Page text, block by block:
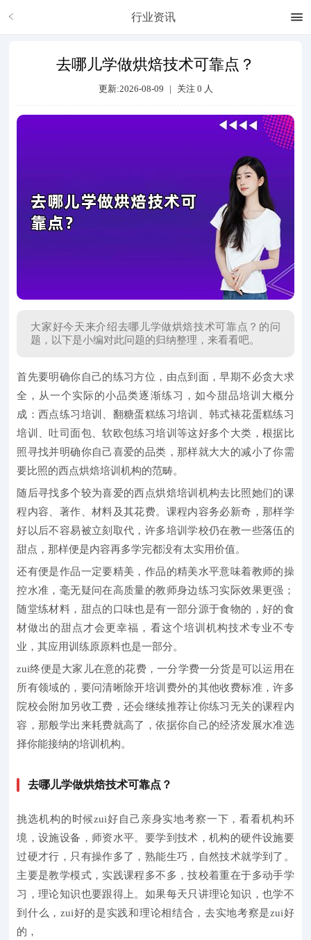
行业资讯
去哪儿学做烘焙技术可靠点？
更新:2026-08-09 | 关注 0 人
大家好今天来介绍去哪儿学做烘焙技术可靠点？的问
题，以下是小编对此问题的归纳整理，来看看吧。
首先要明确你自己的练习方位，由点到面，早期不必贪大求
全，从一个实际的小品类逐渐练习，如今甜品培训大概分
成：西点练习培训、翻糖蛋糕练习培训、韩式裱花蛋糕练习
培训、吐司面包、软欧包练习培训等这好多个大类，根据比
照寻找并明确你自己喜爱的品类，那样就大大的减小了你需
要比照的西点烘焙培训机构的范畴。
随后寻找多个较为喜爱的西点烘焙培训机构去比照她们的课
程内容、著作、材料及其花费。课程内容务必新奇，那样学
好以后不容易被立刻取代，许多培训学校仍在教一些落伍的
甜点，那样便是内容再多学完都没有太实用价值。
还有便是作品一定要精美，作品的精美水平意味着教师的操
控水准，毫无疑问在高质量的教师身边练习实际效果更强；
随堂练材料，甜点的口味也是有一部分源于食物的，好的食
材做出的甜点才会更幸福，看这个培训机构技术专业不专
业，其应用训练原原料也是一部分。
zui终便是大家儿在意的花费，一分学费一分货是可以运用在
所有领域的，要问清晰除开培训费外的其他收费标准，许多
院校会附加另收工费，还会继续推荐让你练习无关的课程内
容，那般学出来耗费就高了，依据你自己的经济发展水准选
择你能接纳的培训机构。
去哪儿学做烘焙技术可靠点？
挑选机构的时候zui好自己亲身实地考察一下，看看机构环
境，设施设备，师资水平。要学到技术，机构的硬件设施要
过硬才行，只有操作多了，熟能生巧，自然技术就学到了。
主要是教学模式，实践课程多不多，技校着重在于多动手学
习，理论知识也要跟得上。如果每天只讲理论知识，也学不
到什么，zui好的是实践和理论相结合，去实地考察是zui好
的，